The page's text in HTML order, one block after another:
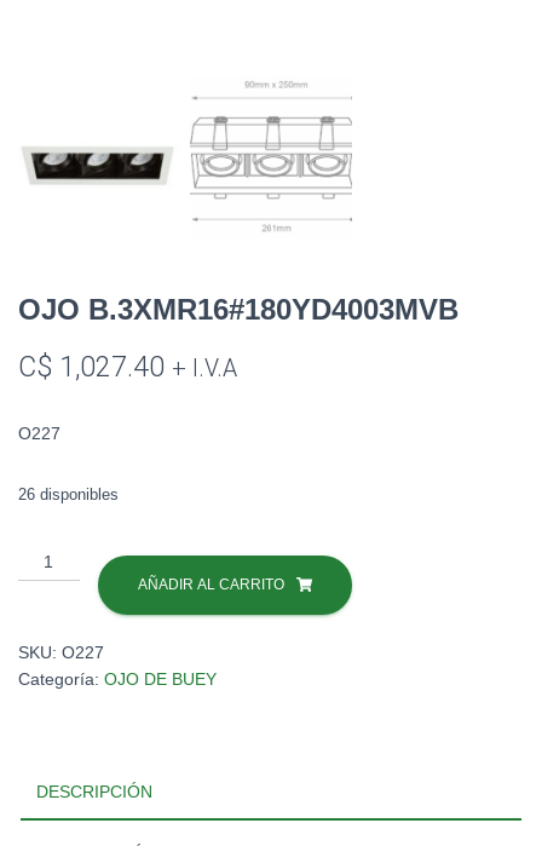
OJO B.3XMR16#180YD4003MVB
C$ 1,027.40 + I.V.A
O227
26 disponibles
OJO
B.3XMR16#180YD4003MVB
AÑADIR AL CARRITO
SKU: O227
Categoría: OJO DE BUEY
DESCRIPCIÓN